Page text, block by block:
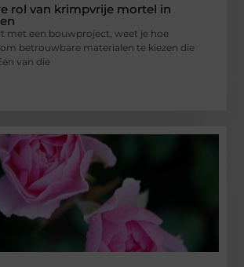
rol van krimpvrije mortel in
met een bouwproject, weet je hoe
betrouwbare materialen te kiezen die
van die